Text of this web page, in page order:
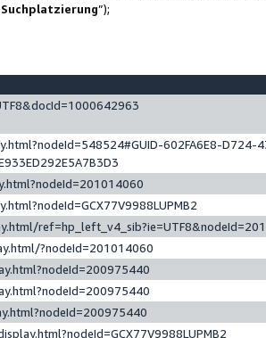
”);
602FA6E8-D724-
?nodeId=201014060